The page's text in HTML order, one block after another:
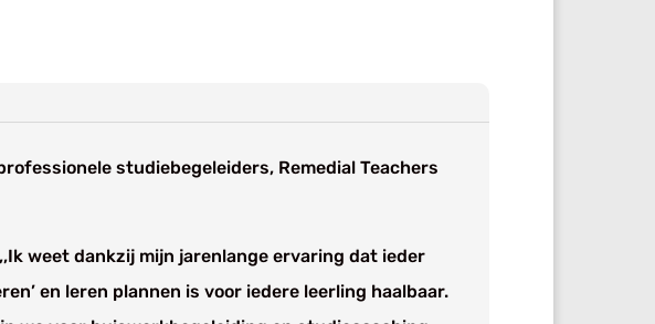
studiebegeleiders, Remedial Teachers
weet dankzij mijn jarenlange ervaring dat ieder
en leren plannen is voor iedere leerling haalbaar.